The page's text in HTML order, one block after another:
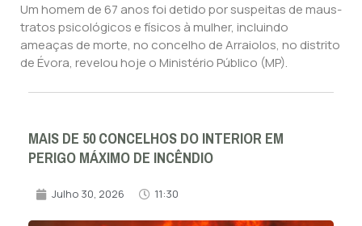
Um homem de 67 anos foi detido por suspeitas de maus-
tratos psicológicos e físicos à mulher, incluindo
ameaças de morte, no concelho de Arraiolos, no distrito
de Évora, revelou hoje o Ministério Público (MP).
MAIS DE 50 CONCELHOS DO INTERIOR EM
PERIGO MÁXIMO DE INCÊNDIO
Julho 30, 2026 11:30